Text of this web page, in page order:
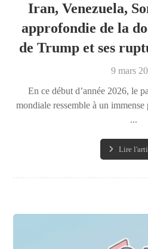
Iran, Venezuela,
approfondie de la
de Trump et ses
9 mars
En ce début d’année 2026, le
mondiale ressemble à un
...
Lire